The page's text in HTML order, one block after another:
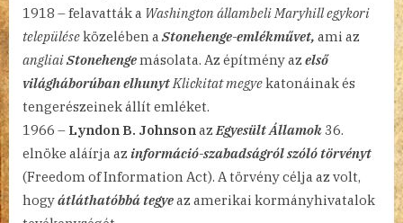
1918 – felavatták a Washington állambeli Maryhill egykori
településeközelében aStonehenge-emlékművet, ami az
angliaiStonehengemásolata. Az építmény az első
világháborúban elhunytKlickitat megyekatonáinak és
tengerészeinek állít emléket.
1966 – Lyndon B. JohnsonazEgyesült Államok36.
elnöke aláírja az információ-szabadságról szóló törvényt
(Freedom of Information Act). A törvény célja az volt,
hogyátláthatóbbá tegyeaz amerikai kormányhivatalok